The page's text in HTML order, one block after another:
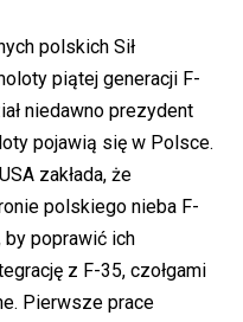
polskich Sił
piątej generacji F-
niedawno prezydent
pojawią się w Polsce.
zakłada, że
polskiego nieba F-
poprawić ich
z F-35, czołgami
Pierwsze prace